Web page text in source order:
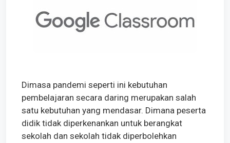
Dimasa pandemi seperti ini kebutuhan
pembelajaran secara daring merupakan salah
satu kebutuhan yang mendasar. Dimana peserta
didik tidak diperkenankan untuk berangkat
sekolah dan sekolah tidak diperbolehkan